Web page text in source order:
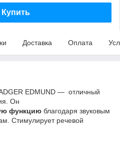
Купить
Доставка Оплата
EDMUND — отличный
Он
функцию благодаря звуковым
Стимулирует речевой